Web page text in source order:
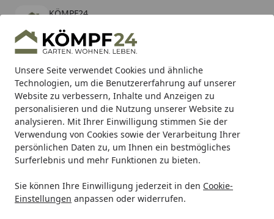
Unsere Seite verwendet Cookies und ähnliche
Technologien, um die Benutzererfahrung auf unserer
Website zu verbessern, Inhalte und Anzeigen zu
personalisieren und die Nutzung unserer Website zu
analysieren. Mit Ihrer Einwilligung stimmen Sie der
Verwendung von Cookies sowie der Verarbeitung Ihrer
persönlichen Daten zu, um Ihnen ein bestmögliches
Surferlebnis und mehr Funktionen zu bieten.
Sie können Ihre Einwilligung jederzeit in den Cookie-
Einstellungen anpassen oder widerrufen.
KÖMPF24
kostenlos - Im App Store
Hotline
Alle Produkte
Mein Konto
Suchen
Karibu Pools inkl. gratis Sandfilteranlage & Pool-
Starterset (Gesamtwert bis 468,99€)
Startseite
DENNERLE Aquarientechnik Innenfilter
DENNERLE Innenfilter